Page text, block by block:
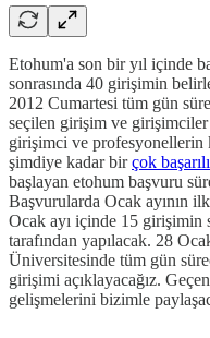
Etohum'a son bir yıl içinde
sonrasında 40 girişimin
2012 Cumartesi tüm gün
seçilen girişim ve
girişimci ve profesyonellerin
şimdiye kadar birçok
başlayan etohum başvuru
Başvurularda Ocak ayının
Ocak ayı içinde 15
tarafından yapılacak. 28
Üniversitesinde tüm gün
girişimi açıklayacağız.
gelişmelerini bizimle